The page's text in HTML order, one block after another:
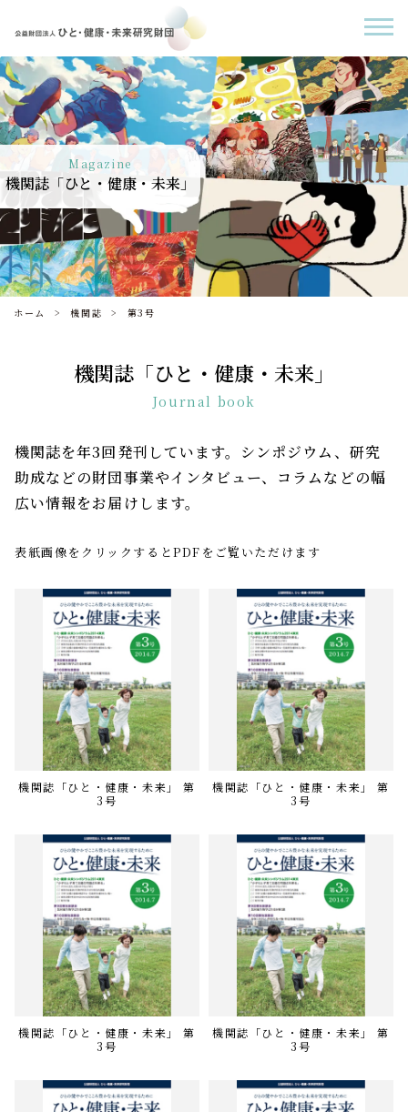
Magazine
機関誌「ひと・健康・未来」
ホーム 機関誌 第3号
機関誌「ひと・健康・未来」
Journal book
機関誌を年3回発刊しています。シンポジウム、研究
助成などの財団事業やインタビュー、コラムなどの幅
広い情報をお届けします。
表紙画像をクリックするとPDFをご覧いただけます
機関誌「ひと・健康・未来」 第
3号
機関誌「ひと・健康・未来」 第
3号
機関誌「ひと・健康・未来」 第
3号
機関誌「ひと・健康・未来」 第
3号